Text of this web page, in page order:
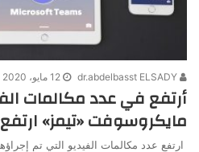
12 مايو، 2020
أرتفع في عدد مكالمات
مايكروسوفت «تيمز» ارتفع
ارتفع عدد مكالمات الفيديو التي تم